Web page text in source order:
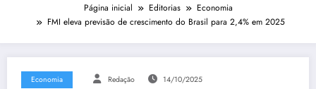
Página inicial Editorias
Economia
FMI eleva previsão de crescimento do Brasil para 2,4% em 2025
Economia Redação 14/10/2025